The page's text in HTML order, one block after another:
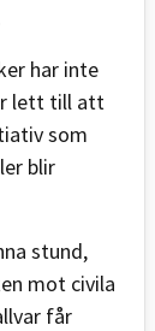
har inte
lett till att
som
blir
stund,
mot civila
får